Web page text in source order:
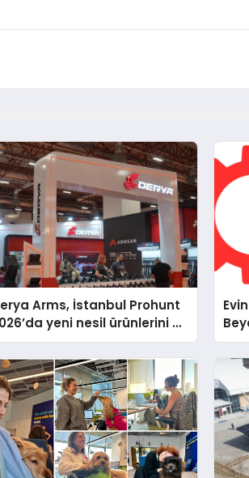
Arms, İstanbul Prohunt
yeni nesil ürünlerini ve
marka vizyonunu